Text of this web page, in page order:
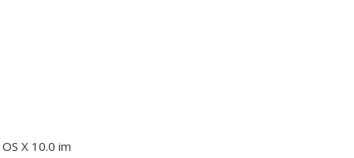
X 10.0 im